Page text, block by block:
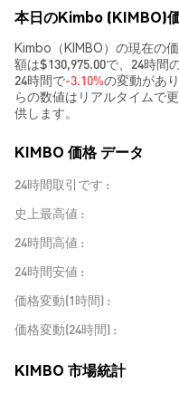
本日のKimbo (KIMBO)
Kimbo（KIMBO）の現在の
額は$130,975.00で、24時間
24時間で-3.10%の変動があ
らの数値はリアルタイムで
供します。
KIMBO 価格 データ
24時間取引です
史上最高値
24時間高値
24時間安値
価格変動(1時間)
価格変動(24時間)
KIMBO 市場統計